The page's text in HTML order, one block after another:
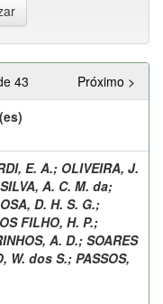
43
Próximo >
E. A.; OLIVEIRA, J.
SILVA, A. C. M. da;
D. H. S. G.;
FILHO, H. P.;
A. D.; SOARES
W. dos S.; PASSOS,